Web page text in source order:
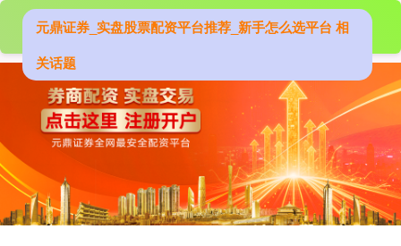
元鼎证券_实盘股票配资平台推荐_新手怎么选平台 相
关话题
沪深300 4694.44 +43.13 +0.93%